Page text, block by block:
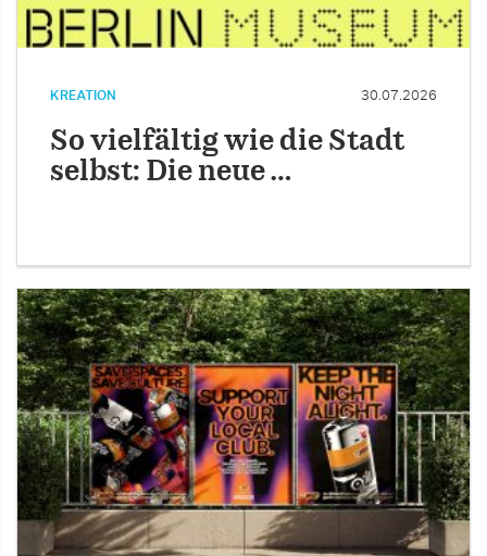
KREATION 30.07.2026
So vielfältig wie die Stadt
selbst: Die neue …